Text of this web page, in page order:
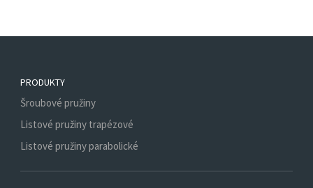
PRODUKTY
Šroubové pružiny
Listové pružiny trapézové
Listové pružiny parabolické